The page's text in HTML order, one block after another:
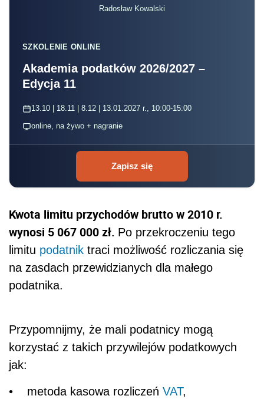
Radosław Kowalski
SZKOLENIE ONLINE
Akademia podatków 2026/2027 –
Edycja 11
13.10 | 18.11 | 8.12 | 13.01.2027 r., 10:00-15:00
online, na żywo + nagranie
Zapisz się
Kwota limitu przychodów brutto w 2010 r.
wynosi 5 067 000 zł. Po przekroczeniu tego
limitu podatnik traci możliwość rozliczania się
na zasdach przewidzianych dla małego
podatnika.
Przypomnijmy, że mali podatnicy mogą
korzystać z takich przywilejów podatkowych
jak:
• metoda kasowa rozliczeń VAT,